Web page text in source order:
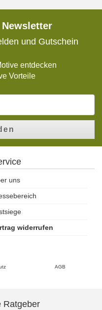
und Gutschein
entdecken
Vorteile
uns
widerrufen
AGB
Ratgeber